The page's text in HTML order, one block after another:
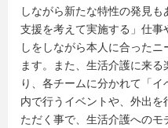
しながら新たな特性の発見
支援を考えて実施する」仕
しをしながら本人に合った
ます。また、生活介護に来
り、各チームに分かれて「
内で行うイベントや、外出
ただく事で、生活介護への